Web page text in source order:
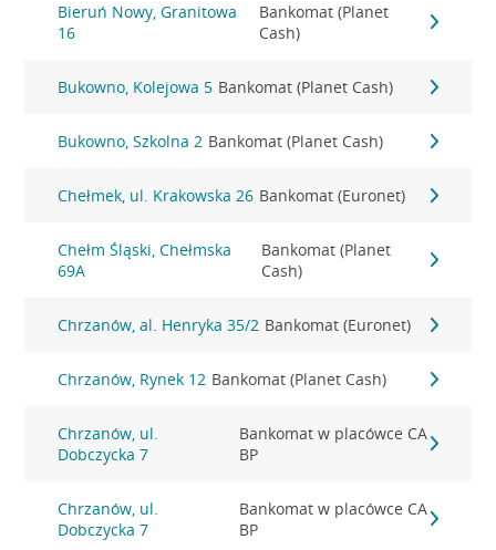
Bieruń Nowy, Granitowa
16
Bankomat (Planet
Cash)
Bukowno, Kolejowa 5 Bankomat (Planet Cash)
Bukowno, Szkolna 2 Bankomat (Planet Cash)
Chełmek, ul. Krakowska 26 Bankomat (Euronet)
Chełm Śląski, Chełmska
69A
Bankomat (Planet
Cash)
Chrzanów, al. Henryka 35/2 Bankomat (Euronet)
Chrzanów, Rynek 12 Bankomat (Planet Cash)
Chrzanów, ul.
Dobczycka 7
Bankomat w placówce CA
BP
Chrzanów, ul.
Dobczycka 7
Bankomat w placówce CA
BP